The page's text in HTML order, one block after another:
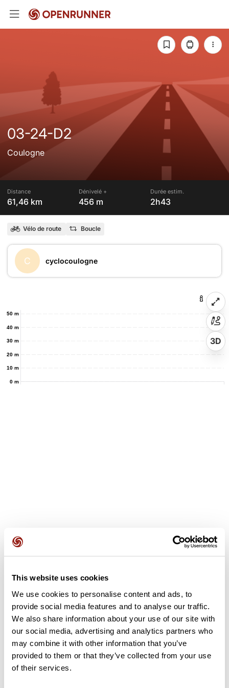
This website uses cookies
We use cookies to personalise content and ads, to
provide social media features and to analyse our traffic.
We also share information about your use of our site with
our social media, advertising and analytics partners who
may combine it with other information that you’ve
provided to them or that they’ve collected from your use
of their services.
03-24-D2
Coulogne
Distance
61,46 km
Dénivelé +
456 m
Durée estim.
2h43
Vélo de route Boucle
C cyclocoulogne
0 m
10 m
20 m
30 m
40 m
50 m
3D
Avis des utilisateurs
Soyez le premier à ajouter un avis !
Ajouter un avis
Résumé